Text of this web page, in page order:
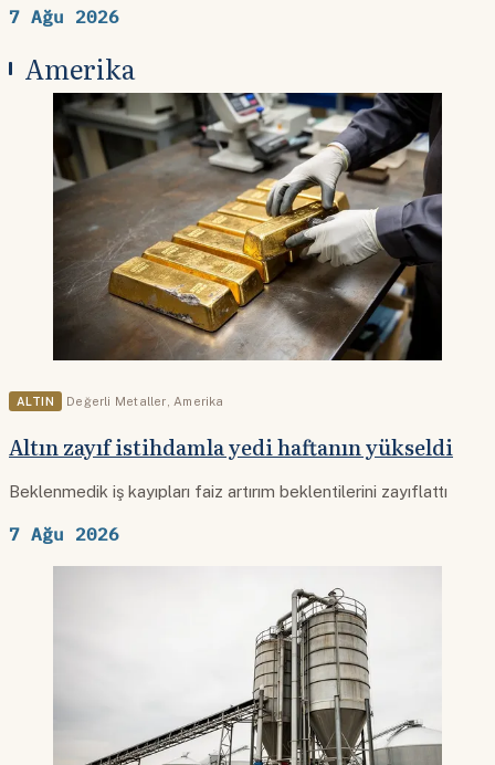
7 Ağu 2026
Amerika
ALTIN Değerli Metaller Amerika
Altın zayıf istihdamla yedi haftanın yükseldi
Beklenmedik iş kayıpları faiz artırım beklentilerini zayıflattı
7 Ağu 2026